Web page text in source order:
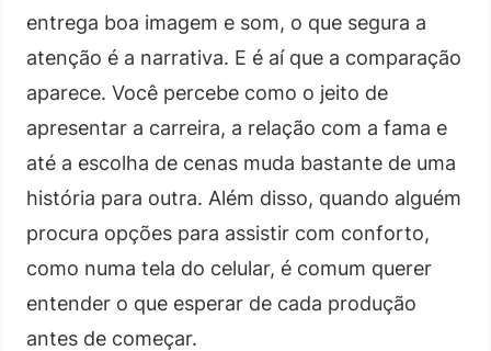
entrega boa imagem e som, o que segura a
atenção é a narrativa. E é aí que a comparação
aparece. Você percebe como o jeito de
apresentar a carreira, a relação com a fama e
até a escolha de cenas muda bastante de uma
história para outra. Além disso, quando alguém
procura opções para assistir com conforto,
como numa tela do celular, é comum querer
entender o que esperar de cada produção
antes de começar.